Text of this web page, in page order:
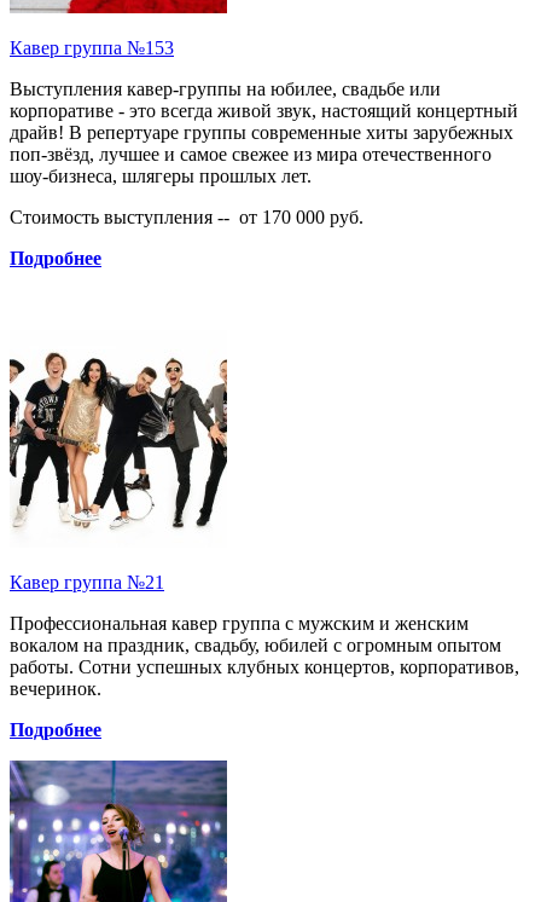
Кавер группа №153
Выступления кавер-группы на юбилее, свадьбе или
корпоративе - это всегда живой звук, настоящий концертный
драйв! В репертуаре группы современные хиты зарубежных
поп-звёзд, лучшее и самое свежее из мира отечественного
шоу-бизнеса, шлягеры прошлых лет.
Стоимость выступления -- от 170 000 руб.
Подробнее
Кавер группа №21
Профессиональная кавер группа с мужским и женским
вокалом на праздник, свадьбу, юбилей с огромным опытом
работы. Сотни успешных клубных концертов, корпоративов,
вечеринок.
Подробнее